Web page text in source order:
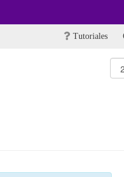
Tutoriales